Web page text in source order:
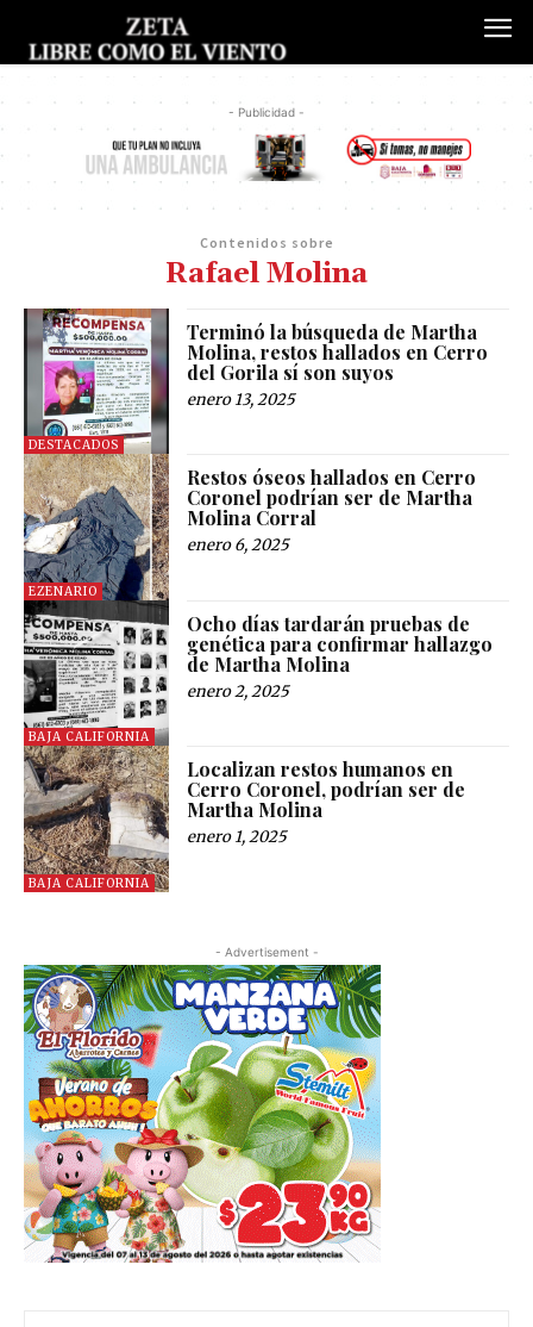
- Publicidad -
Contenidos sobre
Rafael Molina
DESTACADOS
Terminó la búsqueda de Martha
Molina, restos hallados en Cerro
del Gorila sí son suyos
enero 13, 2025
EZENARIO
Restos óseos hallados en Cerro
Coronel podrían ser de Martha
Molina Corral
enero 6, 2025
BAJA CALIFORNIA
Ocho días tardarán pruebas de
genética para confirmar hallazgo
de Martha Molina
enero 2, 2025
BAJA CALIFORNIA
Localizan restos humanos en
Cerro Coronel, podrían ser de
Martha Molina
enero 1, 2025
- Advertisement -